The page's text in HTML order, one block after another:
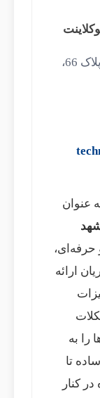
بلوارشاهد، شاهد 28، پلاک 66،
عنوان
ارائه
را به
تا
کنار